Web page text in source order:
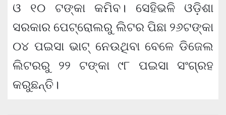
ଓ ୧୦ ଟଙ୍କା କମିବ। ସେହିଭଳି ଓଡ଼ିଶା
ସରକାର ପେଟ୍ରୋଲରୁ ଲିଟର ପିଛା ୨୬ଟଙ୍କା
୦୪ ପଇସା ଭାଟ୍ ନେଉଥିବା ବେଳେ ଡିଜେଲ
ଲିଟରରୁ ୨୨ ଟଙ୍କା ୯୮ ପଇସା ସଂଗ୍ରହ
କରୁଛନ୍ତି।